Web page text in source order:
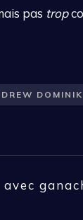
pas trop
DOMINIK